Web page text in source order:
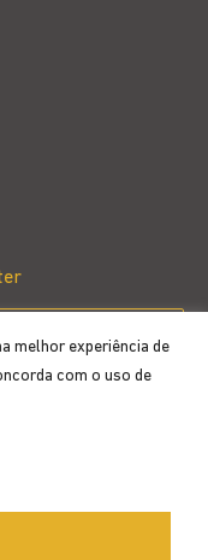
melhor experiência de
com o uso de